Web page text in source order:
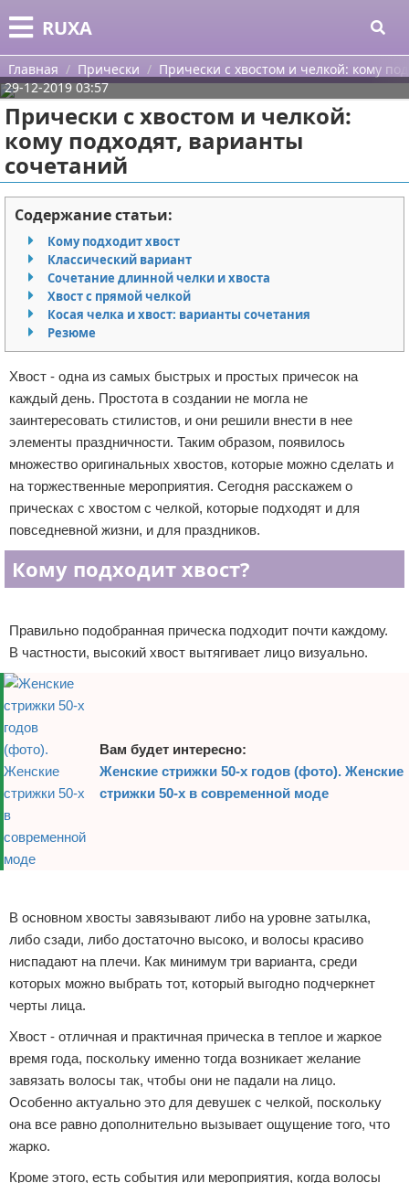
RUXA
Меню
Главная
Категории
Уход за кожей
Одежда
Шоппинг
Подарки
Украшения
Косметика
Уход за волосами
Уход за ногтями
Макияж
СПА процедуры
Разное
Уход за лицом
Хирургия
Поиск
О проекте
Контакты
Сотрудничество
Размещение рекламы
Для правообладателей
Условия предоставления информации
Отказ от ответственности
Главная Прически
Прически с хвостом и челкой: кому
29-12-2019 03:57
Прически с хвостом и челкой:
кому подходят, варианты
сочетаний
Содержание статьи:
Кому подходит хвост
Классический вариант
Сочетание длинной челки и хвоста
Хвост с прямой челкой
Косая челка и хвост: варианты сочетания
Резюме
Хвост - одна из самых быстрых и простых причесок на
каждый день. Простота в создании не могла не
заинтересовать стилистов, и они решили внести в нее
элементы праздничности. Таким образом, появилось
множество оригинальных хвостов, которые можно сделать и
на торжественные мероприятия. Сегодня расскажем о
прическах с хвостом с челкой, которые подходят и для
повседневной жизни, и для праздников.
Кому подходит хвост?
Правильно подобранная прическа подходит почти каждому.
В частности, высокий хвост вытягивает лицо визуально.
Вам будет интересно:
Женские стрижки 50-х годов (фото). Женские
стрижки 50-х в современной моде
В основном хвосты завязывают либо на уровне затылка,
либо сзади, либо достаточно высоко, и волосы красиво
ниспадают на плечи. Как минимум три варианта, среди
которых можно выбрать тот, который выгодно подчеркнет
черты лица.
Хвост - отличная и практичная прическа в теплое и жаркое
время года, поскольку именно тогда возникает желание
завязать волосы так, чтобы они не падали на лицо.
Особенно актуально это для девушек с челкой, поскольку
она все равно дополнительно вызывает ощущение того, что
жарко.
Кроме этого, есть события или мероприятия, когда волосы